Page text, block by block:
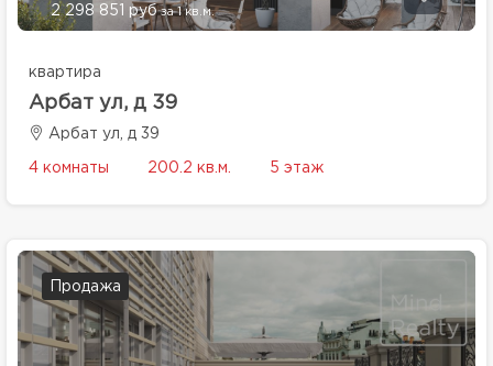
2 298 851 рубза 1 кв.м.
квартира
Арбат ул, д 39
Арбат ул, д 39
4 комнаты 200.2 кв.м. 5 этаж
Продажа